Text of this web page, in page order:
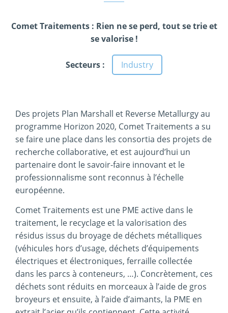
Comet Traitements : Rien ne se perd, tout se trie et
se valorise !
Secteurs : Industry
Des projets Plan Marshall et Reverse Metallurgy au
programme Horizon 2020, Comet Traitements a su
se faire une place dans les consortia des projets de
recherche collaborative, et est aujourd’hui un
partenaire dont le savoir-faire innovant et le
professionnalisme sont reconnus à l’échelle
européenne.
Comet Traitements est une PME active dans le
traitement, le recyclage et la valorisation des
résidus issus du broyage de déchets métalliques
(véhicules hors d’usage, déchets d’équipements
électriques et électroniques, ferraille collectée
dans les parcs à conteneurs, …). Concrètement, ces
déchets sont réduits en morceaux à l’aide de gros
broyeurs et ensuite, à l’aide d’aimants, la PME en